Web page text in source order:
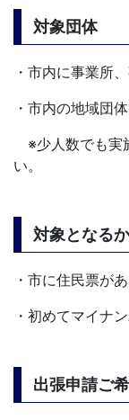
対象団体
・市内に事業所
・市内の地域団
※少人数でも実
い。
対象となる
・市に住民票が
・初めてマイナ
出張申請ご